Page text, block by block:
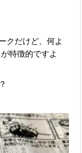
クだけど、何よ
特徴的ですよ